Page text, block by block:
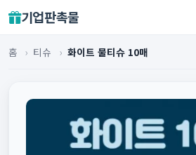
기업판촉물
홈 › 티슈 › 화이트 물티슈 10매